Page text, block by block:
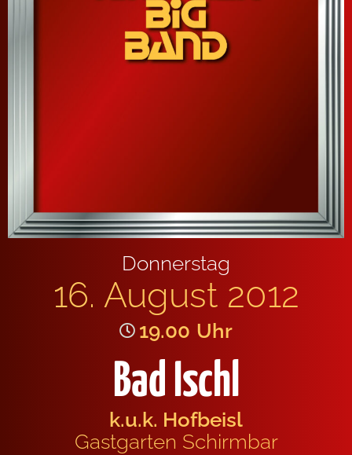
Donnerstag
16. August 2012
19.00 Uhr
Bad Ischl
k.u.k. Hofbeisl
Gastgarten Schirmbar